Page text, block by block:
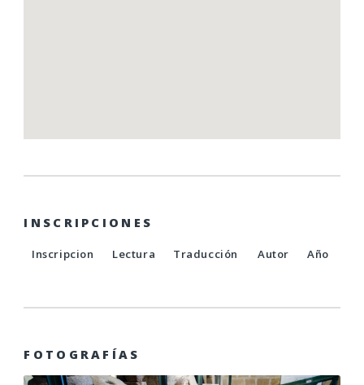
INSCRIPCIONES
Inscripcion Lectura Traducción Autor Año
FOTOGRAFÍAS